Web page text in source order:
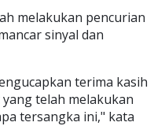
melakukan pencurian
sinyal dan
terima kasih
telah melakukan
tersangka ini," kata